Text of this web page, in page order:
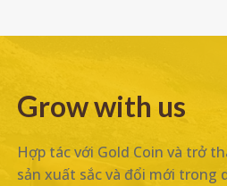
Grow with us
Hợp tác với Gold Coin và trở
sản xuất sắc và đổi mới trong